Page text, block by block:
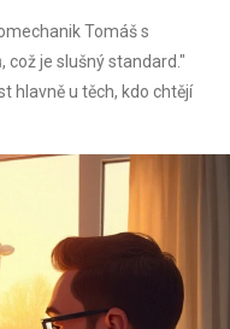
Tomáš s
což je slušný standard."
hlavně u těch, kdo chtějí